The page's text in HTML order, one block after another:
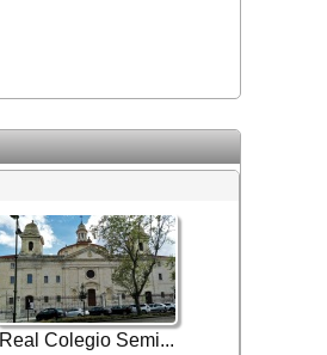
Real Colegio Semi...